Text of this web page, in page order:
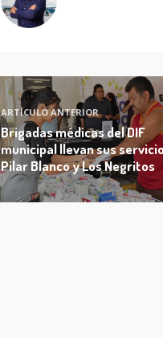
ARTÍCULO ANTERIOR
Brigadas médicas del DIF
municipal llevan sus
Pilar Blanco y Los Negritos